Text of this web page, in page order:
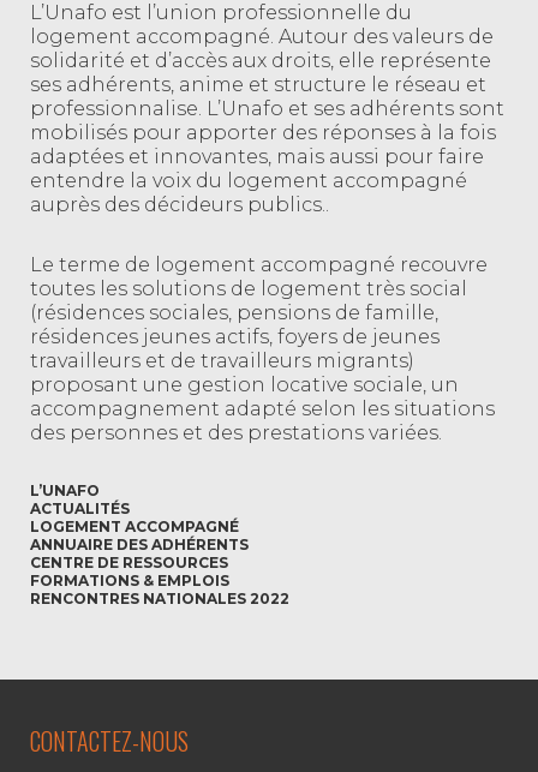
L’Unafo est l’union professionnelle du
logement accompagné. Autour des valeurs de
solidarité et d’accès aux droits, elle représente
ses adhérents, anime et structure le réseau et
professionnalise. L’Unafo et ses adhérents sont
mobilisés pour apporter des réponses à la fois
adaptées et innovantes, mais aussi pour faire
entendre la voix du logement accompagné
auprès des décideurs publics..
Le terme de logement accompagné recouvre
toutes les solutions de logement très social
(résidences sociales, pensions de famille,
résidences jeunes actifs, foyers de jeunes
travailleurs et de travailleurs migrants)
proposant une gestion locative sociale, un
accompagnement adapté selon les situations
des personnes et des prestations variées.
L’UNAFO
ACTUALITÉS
LOGEMENT ACCOMPAGNÉ
ANNUAIRE DES ADHÉRENTS
CENTRE DE RESSOURCES
FORMATIONS & EMPLOIS
RENCONTRES NATIONALES 2022
CONTACTEZ-NOUS